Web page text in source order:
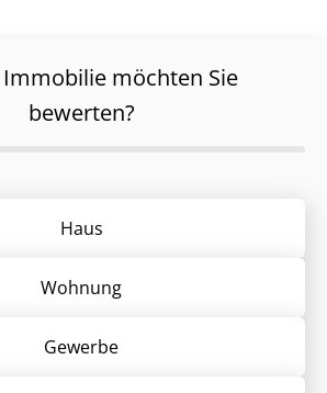
möchten Sie
bewerten?
Haus
Wohnung
Gewerbe